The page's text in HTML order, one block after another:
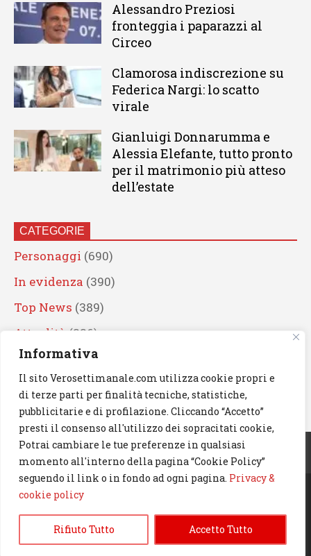
Informativa
Il sito Verosettimanale.com utilizza cookie propri e
di terze parti per finalità tecniche, statistiche,
pubblicitarie e di profilazione. Cliccando “Accetto”
presti il consenso all'utilizzo dei sopracitati cookie,
Potrai cambiare le tue preferenze in qualsiasi
momento all'interno della pagina “Cookie Policy”
seguendo il link o in fondo ad ogni pagina. Privacy &
cookie policy
Rifiuto Tutto Accetto Tutto
Alessandro Preziosi
fronteggia i paparazzi al
Circeo
Clamorosa indiscrezione su
Federica Nargi: lo scatto
virale
Gianluigi Donnarumma e
Alessia Elefante, tutto pronto
per il matrimonio più atteso
dell’estate
CATEGORIE
Personaggi (690)
In evidenza (390)
Top News (389)
Attualità (336)
Eventi(330)
Artisti (241)
News(239)
Cerca
© 2023 Verosettimanale.com. All rights reserved.